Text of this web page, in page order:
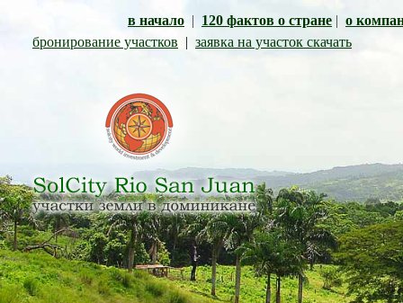
бронирование участков | заявка на участок скачать
в начало | 120 фактов о стране | о